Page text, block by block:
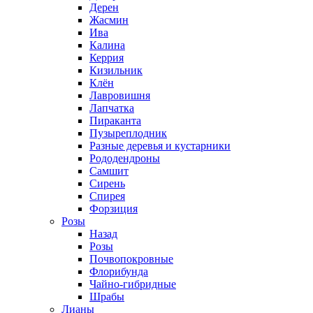
Дерен
Жасмин
Ива
Калина
Керрия
Кизильник
Клён
Лавровишня
Лапчатка
Пираканта
Пузыреплодник
Разные деревья и кустарники
Рододендроны
Самшит
Сирень
Спирея
Форзиция
Розы
Назад
Розы
Почвопокровные
Флорибунда
Чайно-гибридные
Шрабы
Лианы